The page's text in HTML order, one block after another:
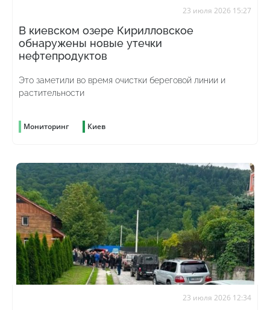
23 июля 2026 15:27
В киевском озере Кирилловское
обнаружены новые утечки
нефтепродуктов
Это заметили во время очистки береговой линии и
растительности
Мониторинг Киев
23 июля 2026 12:34